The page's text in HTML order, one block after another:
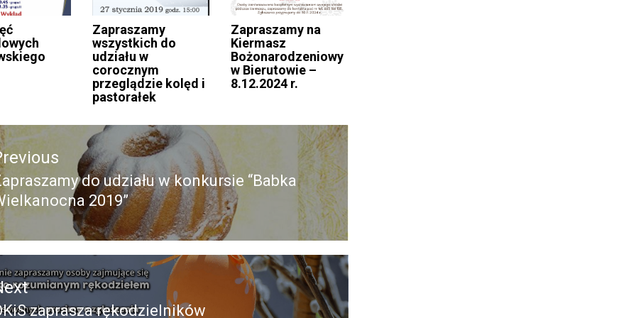
Zapraszamy
wszystkich do
udziału w
corocznym
przeglądzie kolęd i
pastorałek
Zapraszamy na
Kiermasz
Bożonarodzeniowy
w Bierutowie –
8.12.2024 r.
do udziału w konkursie “Babka
2019”
zaprasza rękodzielników